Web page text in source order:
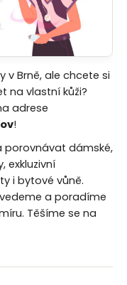
v Brně, ale chcete si
na vlastní kůži?
adrese
!
porovnávat dámské,
exkluzivní
i bytové vůně.
a poradíme
Těšíme se na